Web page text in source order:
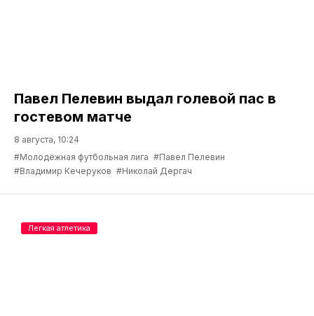
Павел Пелевин выдал голевой пас в
гостевом матче
8 августа, 10:24
#Молодёжная футбольная лига #Павел Пелевин
#Владимир Кечеруков #Николай Дергач
Легкая атлетика